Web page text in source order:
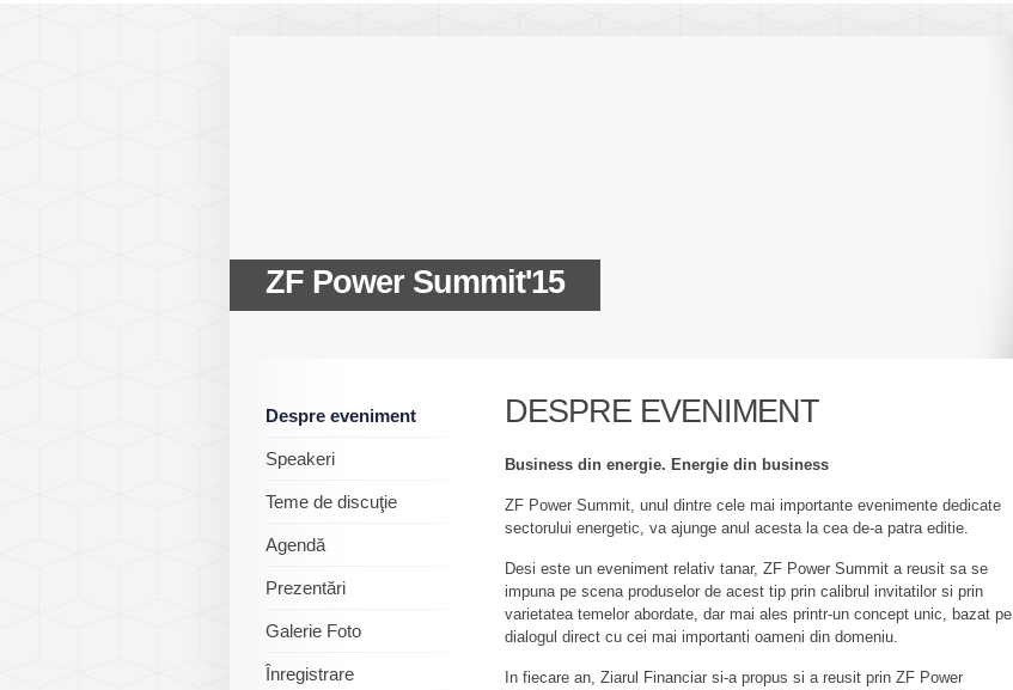
ZF Power Summit'15
Despre eveniment
Speakeri
Teme de discuţie
Agendă
Prezentări
Galerie Foto
Înregistrare
DESPRE EVENIMENT
Business din energie. Energie din business
ZF Power Summit, unul dintre cele mai importante evenimente dedicate
sectorului energetic, va ajunge anul acesta la cea de-a patra editie.
Desi este un eveniment relativ tanar, ZF Power Summit a reusit sa se
impuna pe scena produselor de acest tip prin calibrul invitatilor si prin
varietatea temelor abordate, dar mai ales printr-un concept unic, bazat pe
dialogul direct cu cei mai importanti oameni din domeniu.
In fiecare an, Ziarul Financiar si-a propus si a reusit prin ZF Power